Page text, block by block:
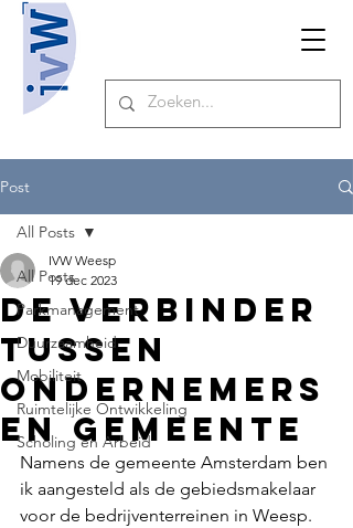
Post
All Posts
Parkmanagement
Duurzaamheid
Mobiliteit
Ruimtelijke Ontwikkeling
Scholing en Arbeid
All Posts
De verbinder
tussen
ondernemers
en gemeente
IVW Weesp
19 dec 2023
Namens de gemeente Amsterdam ben
ik aangesteld als de gebiedsmakelaar
voor de bedrijventerreinen in Weesp.